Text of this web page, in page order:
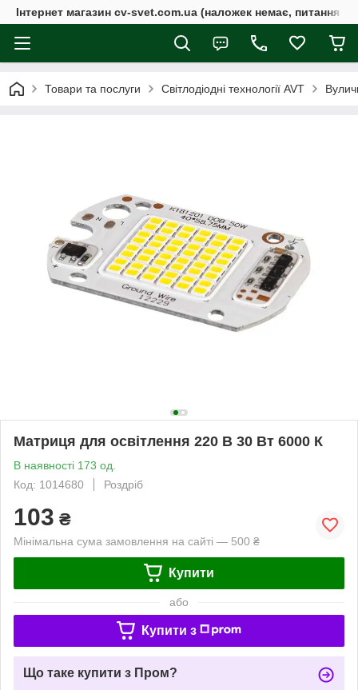
Інтернет магазин cv-svet.com.ua (наложек немає, питання у
Товари та послуги Світлодіодні технології AVT
Матриця для освітлення 220 В 30 Вт 6000 К
В наявності 173 од.
Код: 1014680
Роздріб
103 ₴
Мінімальна сума замовлення на сайті — 500 ₴
Купити
або
Купити з
Що таке купити з Пром?